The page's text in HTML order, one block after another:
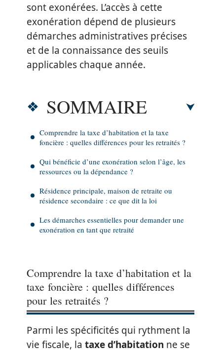
sont exonérées. L’accès à cette
exonération dépend de plusieurs
démarches administratives précises
et de la connaissance des seuils
applicables chaque année.
SOMMAIRE
Comprendre la taxe d’habitation et la taxe
foncière : quelles différences pour les retraités ?
Qui bénéficie d’une exonération selon l’âge, les
ressources ou la dépendance ?
Résidence principale, maison de retraite ou
résidence secondaire : ce que dit la loi
Les démarches essentielles pour demander une
exonération en tant que retraité
Comprendre la taxe d’habitation et la
taxe foncière : quelles différences
pour les retraités ?
Parmi les spécificités qui rythment la
vie fiscale, la taxe d’habitation ne se